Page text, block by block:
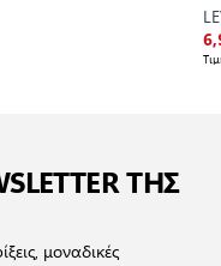
ΤΗΣ
μοναδικές